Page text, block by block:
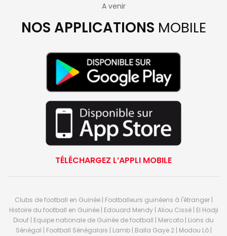
A venir
NOS APPLICATIONS MOBILE
TÉLÉCHARGEZ L’APPLI MOBILE
Clubs de football en Guinée | Footballeurs guinéens à l'étranger |
Histoire du football en Guinée | Edouard Mendy | Aliou Cissé | El Hadji
Diouf | Equipe nationale de Guinée de football | Mercato | Lions du
Sénégal | Football Sénégalais | Lamb | Balla Gaye 2 | Modou Lô |